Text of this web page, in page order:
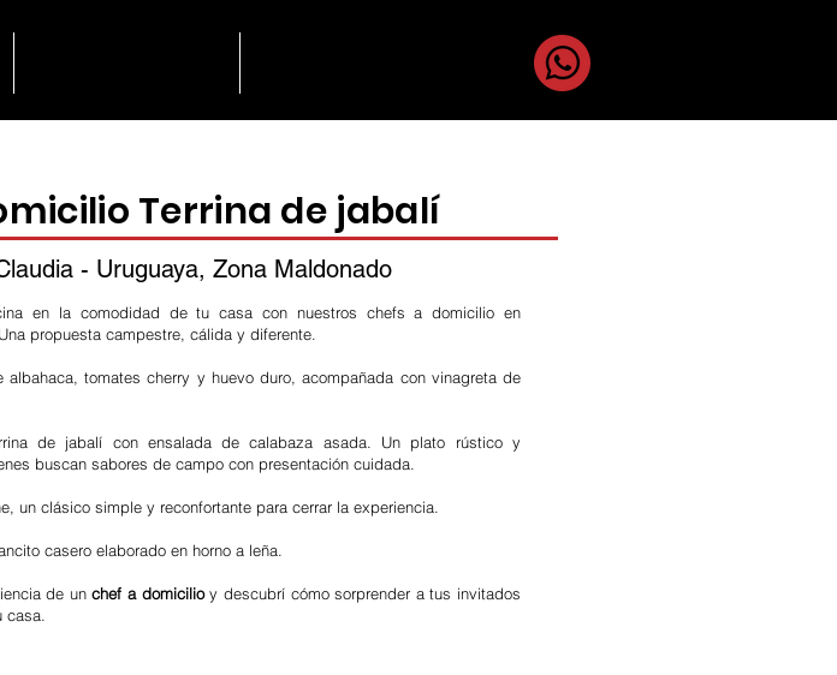
Terrina de jabalí
- Uruguaya, Zona Maldonado
en la comodidad de tu casa con nuestros chefs a domicilio en
propuesta campestre, cálida y diferente.
albahaca, tomates cherry y huevo duro, acompañada con vinagreta de
de jabalí con ensalada de calabaza asada. Un plato rústico y
buscan sabores de campo con presentación cuidada.
un clásico simple y reconfortante para cerrar la experiencia.
casero elaborado en horno a leña.
de unchef a domicilioy descubrí cómo sorprender a tus invitados
casa.